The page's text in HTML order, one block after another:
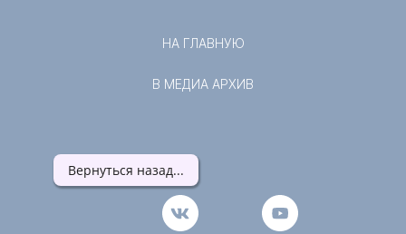
НА ГЛАВНУЮ
В МЕДИА АРХИВ
Вернуться назад...